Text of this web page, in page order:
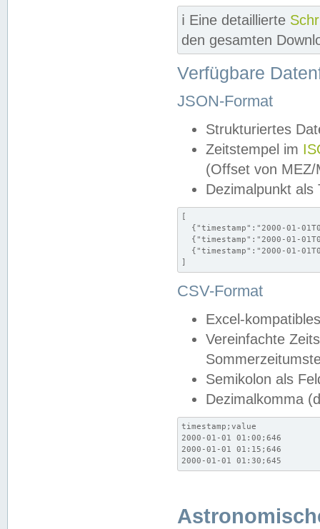
ℹ️ Eine detaillierte
den gesamten
Verfügbare
JSON-Format
Strukturiertes
Zeitstempel im
(Offset von MEZ/
Dezimalpunkt als
[
{"timestamp":"2000-01-
{"timestamp":"2000-01-
{"timestamp":"2000-01-
]
CSV-Format
Excel-
Vereinfachte
Semikolon als
Dezimalkomma
timestamp;value
2000-01-01 01:00;646
2000-01-01 01:15;646
2000-01-01 01:30;645